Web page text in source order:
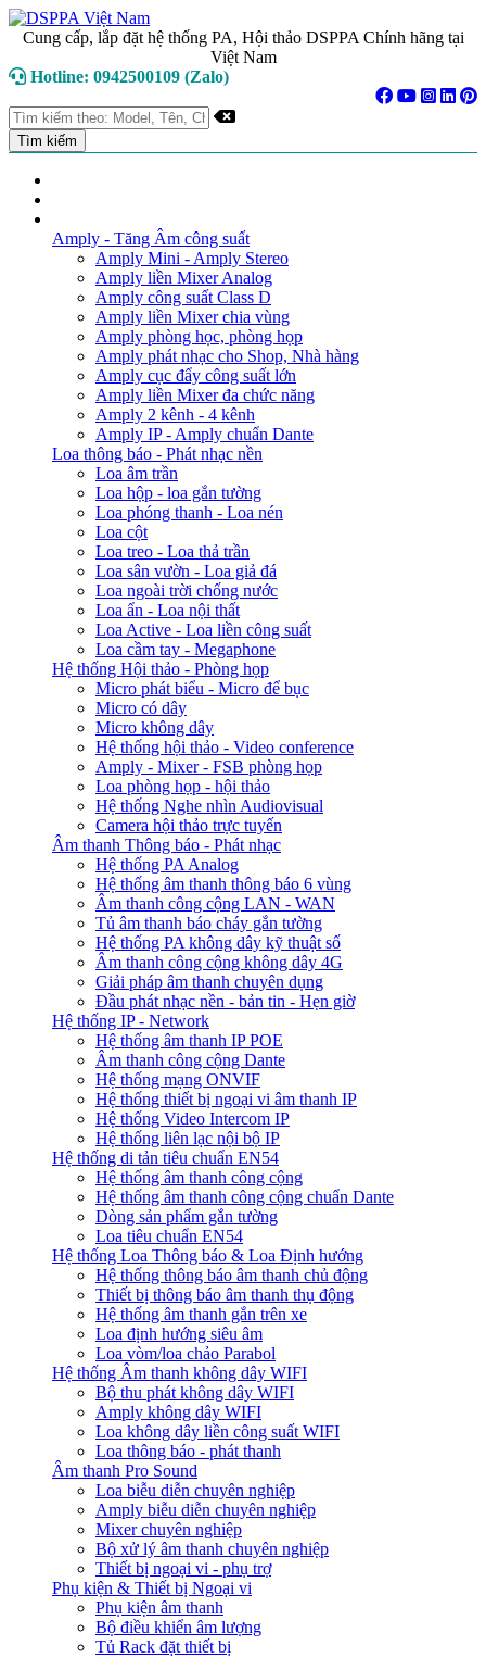
Cung cấp, lắp đặt hệ thống PA, Hội thảo DSPPA Chính hãng tại
Việt Nam
Hotline: 0942500109 (Zalo)
Amply - Tăng Âm công suất
Amply Mini - Amply Stereo
Amply liền Mixer Analog
Amply công suất Class D
Amply liền Mixer chia vùng
Amply phòng học, phòng họp
Amply phát nhạc cho Shop, Nhà hàng
Amply cục đẩy công suất lớn
Amply liền Mixer đa chức năng
Amply 2 kênh - 4 kênh
Amply IP - Amply chuẩn Dante
Loa thông báo - Phát nhạc nền
Loa âm trần
Loa hộp - loa gắn tường
Loa phóng thanh - Loa nén
Loa cột
Loa treo - Loa thả trần
Loa sân vườn - Loa giả đá
Loa ngoài trời chống nước
Loa ẩn - Loa nội thất
Loa Active - Loa liền công suất
Loa cầm tay - Megaphone
Hệ thống Hội thảo - Phòng họp
Micro phát biểu - Micro để bục
Micro có dây
Micro không dây
Hệ thống hội thảo - Video conference
Amply - Mixer - FSB phòng họp
Loa phòng họp - hội thảo
Hệ thống Nghe nhìn Audiovisual
Camera hội thảo trực tuyến
Âm thanh Thông báo - Phát nhạc
Hệ thống PA Analog
Hệ thống âm thanh thông báo 6 vùng
Âm thanh công cộng LAN - WAN
Tủ âm thanh báo cháy gắn tường
Hệ thống PA không dây kỹ thuật số
Âm thanh công cộng không dây 4G
Giải pháp âm thanh chuyên dụng
Đầu phát nhạc nền - bản tin - Hẹn giờ
Hệ thống IP - Network
Hệ thống âm thanh IP POE
Âm thanh công cộng Dante
Hệ thống mạng ONVIF
Hệ thống thiết bị ngoại vi âm thanh IP
Hệ thống Video Intercom IP
Hệ thống liên lạc nội bộ IP
Hệ thống di tản tiêu chuẩn EN54
Hệ thống âm thanh công cộng
Hệ thống âm thanh công cộng chuẩn Dante
Dòng sản phẩm gắn tường
Loa tiêu chuẩn EN54
Hệ thống Loa Thông báo & Loa Định hướng
Hệ thống thông báo âm thanh chủ động
Thiết bị thông báo âm thanh thụ động
Hệ thống âm thanh gắn trên xe
Loa định hướng siêu âm
Loa vòm/loa chảo Parabol
Hệ thống Âm thanh không dây WIFI
Bộ thu phát không dây WIFI
Amply không dây WIFI
Loa không dây liền công suất WIFI
Loa thông báo - phát thanh
Âm thanh Pro Sound
Loa biễu diễn chuyên nghiệp
Amply biễu diễn chuyên nghiệp
Mixer chuyên nghiệp
Bộ xử lý âm thanh chuyên nghiệp
Thiết bị ngoại vi - phụ trợ
Phụ kiện & Thiết bị Ngoại vi
Phụ kiện âm thanh
Bộ điều khiển âm lượng
Tủ Rack đặt thiết bị